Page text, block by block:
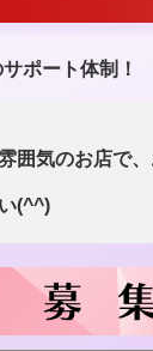
ポート体制！
囲気のお店で
(^^)